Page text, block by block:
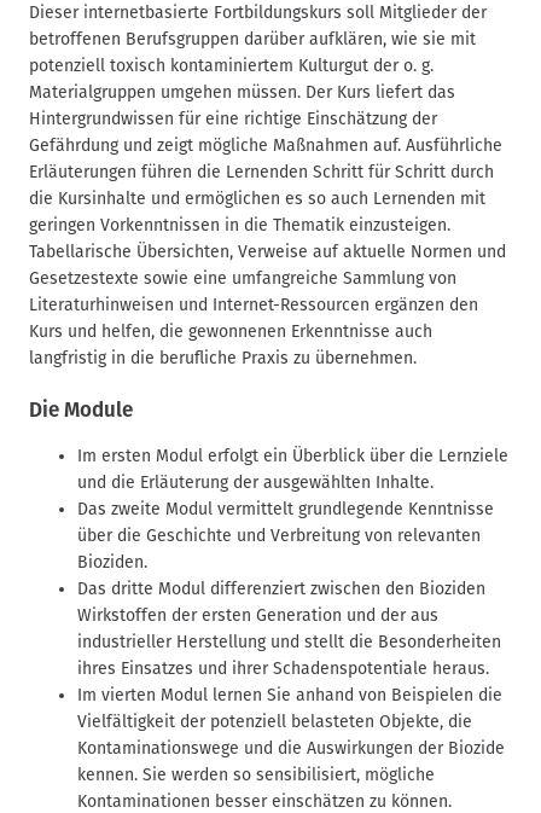
Dieser internetbasierte Fortbildungskurs soll Mitglieder der
betroffenen Berufsgruppen darüber aufklären, wie sie mit
potenziell toxisch kontaminiertem Kulturgut der o. g.
Materialgruppen umgehen müssen. Der Kurs liefert das
Hintergrundwissen für eine richtige Einschätzung der
Gefährdung und zeigt mögliche Maßnahmen auf. Ausführliche
Erläuterungen führen die Lernenden Schritt für Schritt durch
die Kursinhalte und ermöglichen es so auch Lernenden mit
geringen Vorkenntnissen in die Thematik einzusteigen.
Tabellarische Übersichten, Verweise auf aktuelle Normen und
Gesetzestexte sowie eine umfangreiche Sammlung von
Literaturhinweisen und Internet-Ressourcen ergänzen den
Kurs und helfen, die gewonnenen Erkenntnisse auch
langfristig in die berufliche Praxis zu übernehmen.
Die Module
Im ersten Modul erfolgt ein Überblick über die Lernziele
und die Erläuterung der ausgewählten Inhalte.
Das zweite Modul vermittelt grundlegende Kenntnisse
über die Geschichte und Verbreitung von relevanten
Bioziden.
Das dritte Modul differenziert zwischen den Bioziden
Wirkstoffen der ersten Generation und der aus
industrieller Herstellung und stellt die Besonderheiten
ihres Einsatzes und ihrer Schadenspotentiale heraus.
Im vierten Modul lernen Sie anhand von Beispielen die
Vielfältigkeit der potenziell belasteten Objekte, die
Kontaminationswege und die Auswirkungen der Biozide
kennen. Sie werden so sensibilisiert, mögliche
Kontaminationen besser einschätzen zu können.